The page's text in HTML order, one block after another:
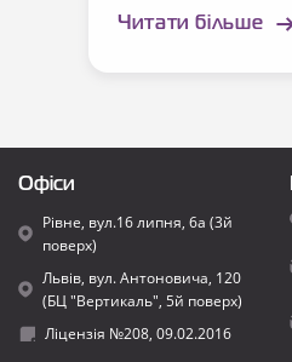
Читати більше
Офіси
Рівне, вул.16 липня, 6а (3й
поверх)
Львів, вул. Антоновича, 120
(БЦ "Вертикаль", 5й поверх)
Ліцензія №208, 09.02.2016